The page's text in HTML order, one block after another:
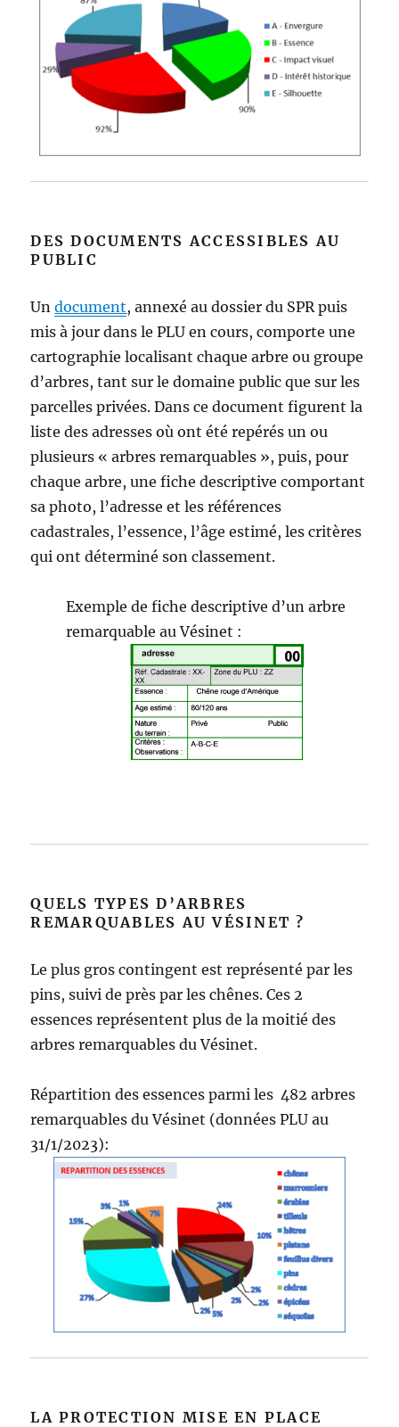
DES DOCUMENTS ACCESSIBLES AU
PUBLIC
Undocument, annexé au dossier du SPR puis
mis à jour dans le PLU en cours, comporte une
cartographie localisant chaque arbre ou groupe
d’arbres, tant sur le domaine public que sur les
parcelles privées. Dans ce document figurent la
liste des adresses où ont été repérés un ou
plusieurs « arbres remarquables », puis, pour
chaque arbre, une fiche descriptive comportant
sa photo, l’adresse et les références
cadastrales, l’essence, l’âge estimé, les critères
qui ont déterminé son classement.
Exemple de fiche descriptive d’un arbre
remarquable au Vésinet :
QUELS TYPES D’ARBRES
REMARQUABLES AU VÉSINET ?
Le plus gros contingent est représenté par les
pins, suivi de près par les chênes. Ces 2
essences représentent plus de la moitié des
arbres remarquables du Vésinet.
Répartition des essences parmi les 482 arbres
remarquables du Vésinet (données PLU au
31/1/2023):
LA PROTECTION MISE EN PLACE